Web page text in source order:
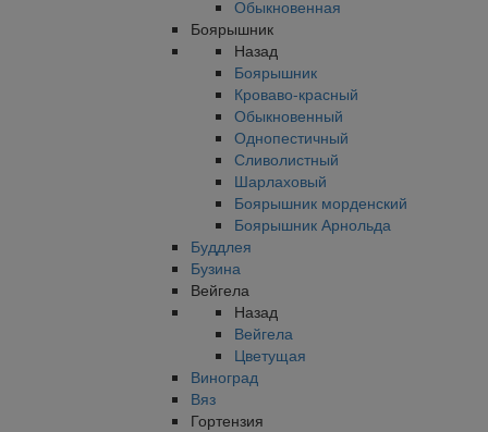
Обыкновенная
Боярышник
Назад
Боярышник
Кроваво-красный
Обыкновенный
Однопестичный
Сливолистный
Шарлаховый
Боярышник морденский
Боярышник Арнольда
Буддлея
Бузина
Вейгела
Назад
Вейгела
Цветущая
Виноград
Вяз
Гортензия